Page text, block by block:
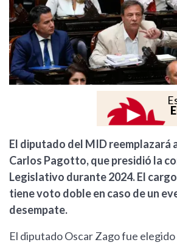
El diputado del MID reemplazará
Carlos Pagotto, que presidió la
Legislativo durante 2024. El
tiene voto doble en caso de un
desempate.
El diputado Oscar Zago fue